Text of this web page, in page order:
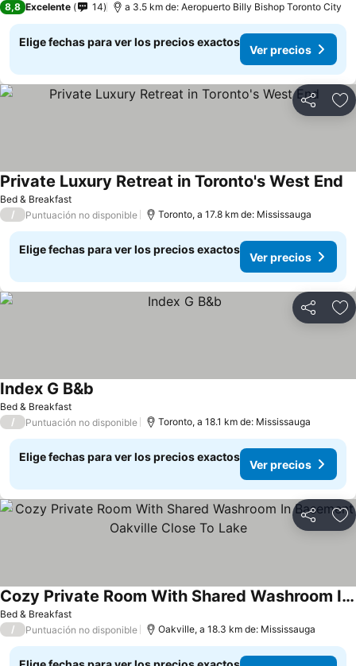
8,8 Excelente 14 a 3.5 km de: Aeropuerto Billy Bishop Toronto City
Elige fechas para ver los precios exactos
Ver precios
Compartir
Bed & Breakfast
Private Luxury Retreat in Toronto's West End
/ Puntuación no disponible Toronto, a 17.8 km de: Mississauga
Elige fechas para ver los precios exactos
Ver precios
Compartir
Bed & Breakfast
Index G B&b
/ Puntuación no disponible Toronto, a 18.1 km de: Mississauga
Elige fechas para ver los precios exactos
Ver precios
Compartir
Bed & Breakfast
Cozy Private Room With Shared Washroom In Basement Oakville Close To Lake
/ Puntuación no disponible Oakville, a 18.3 km de: Mississauga